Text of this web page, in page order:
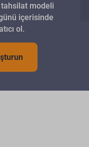
modeli
içerisinde
ol.